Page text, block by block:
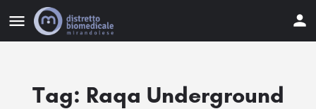
Tag: Raqa Underground